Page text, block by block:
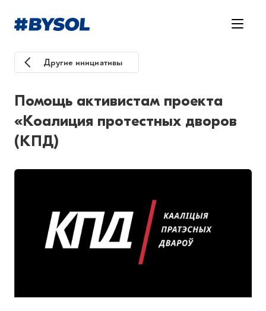
Другие инициативы
Помощь активистам проекта
«Коалиция протестных дворов
(КПД)